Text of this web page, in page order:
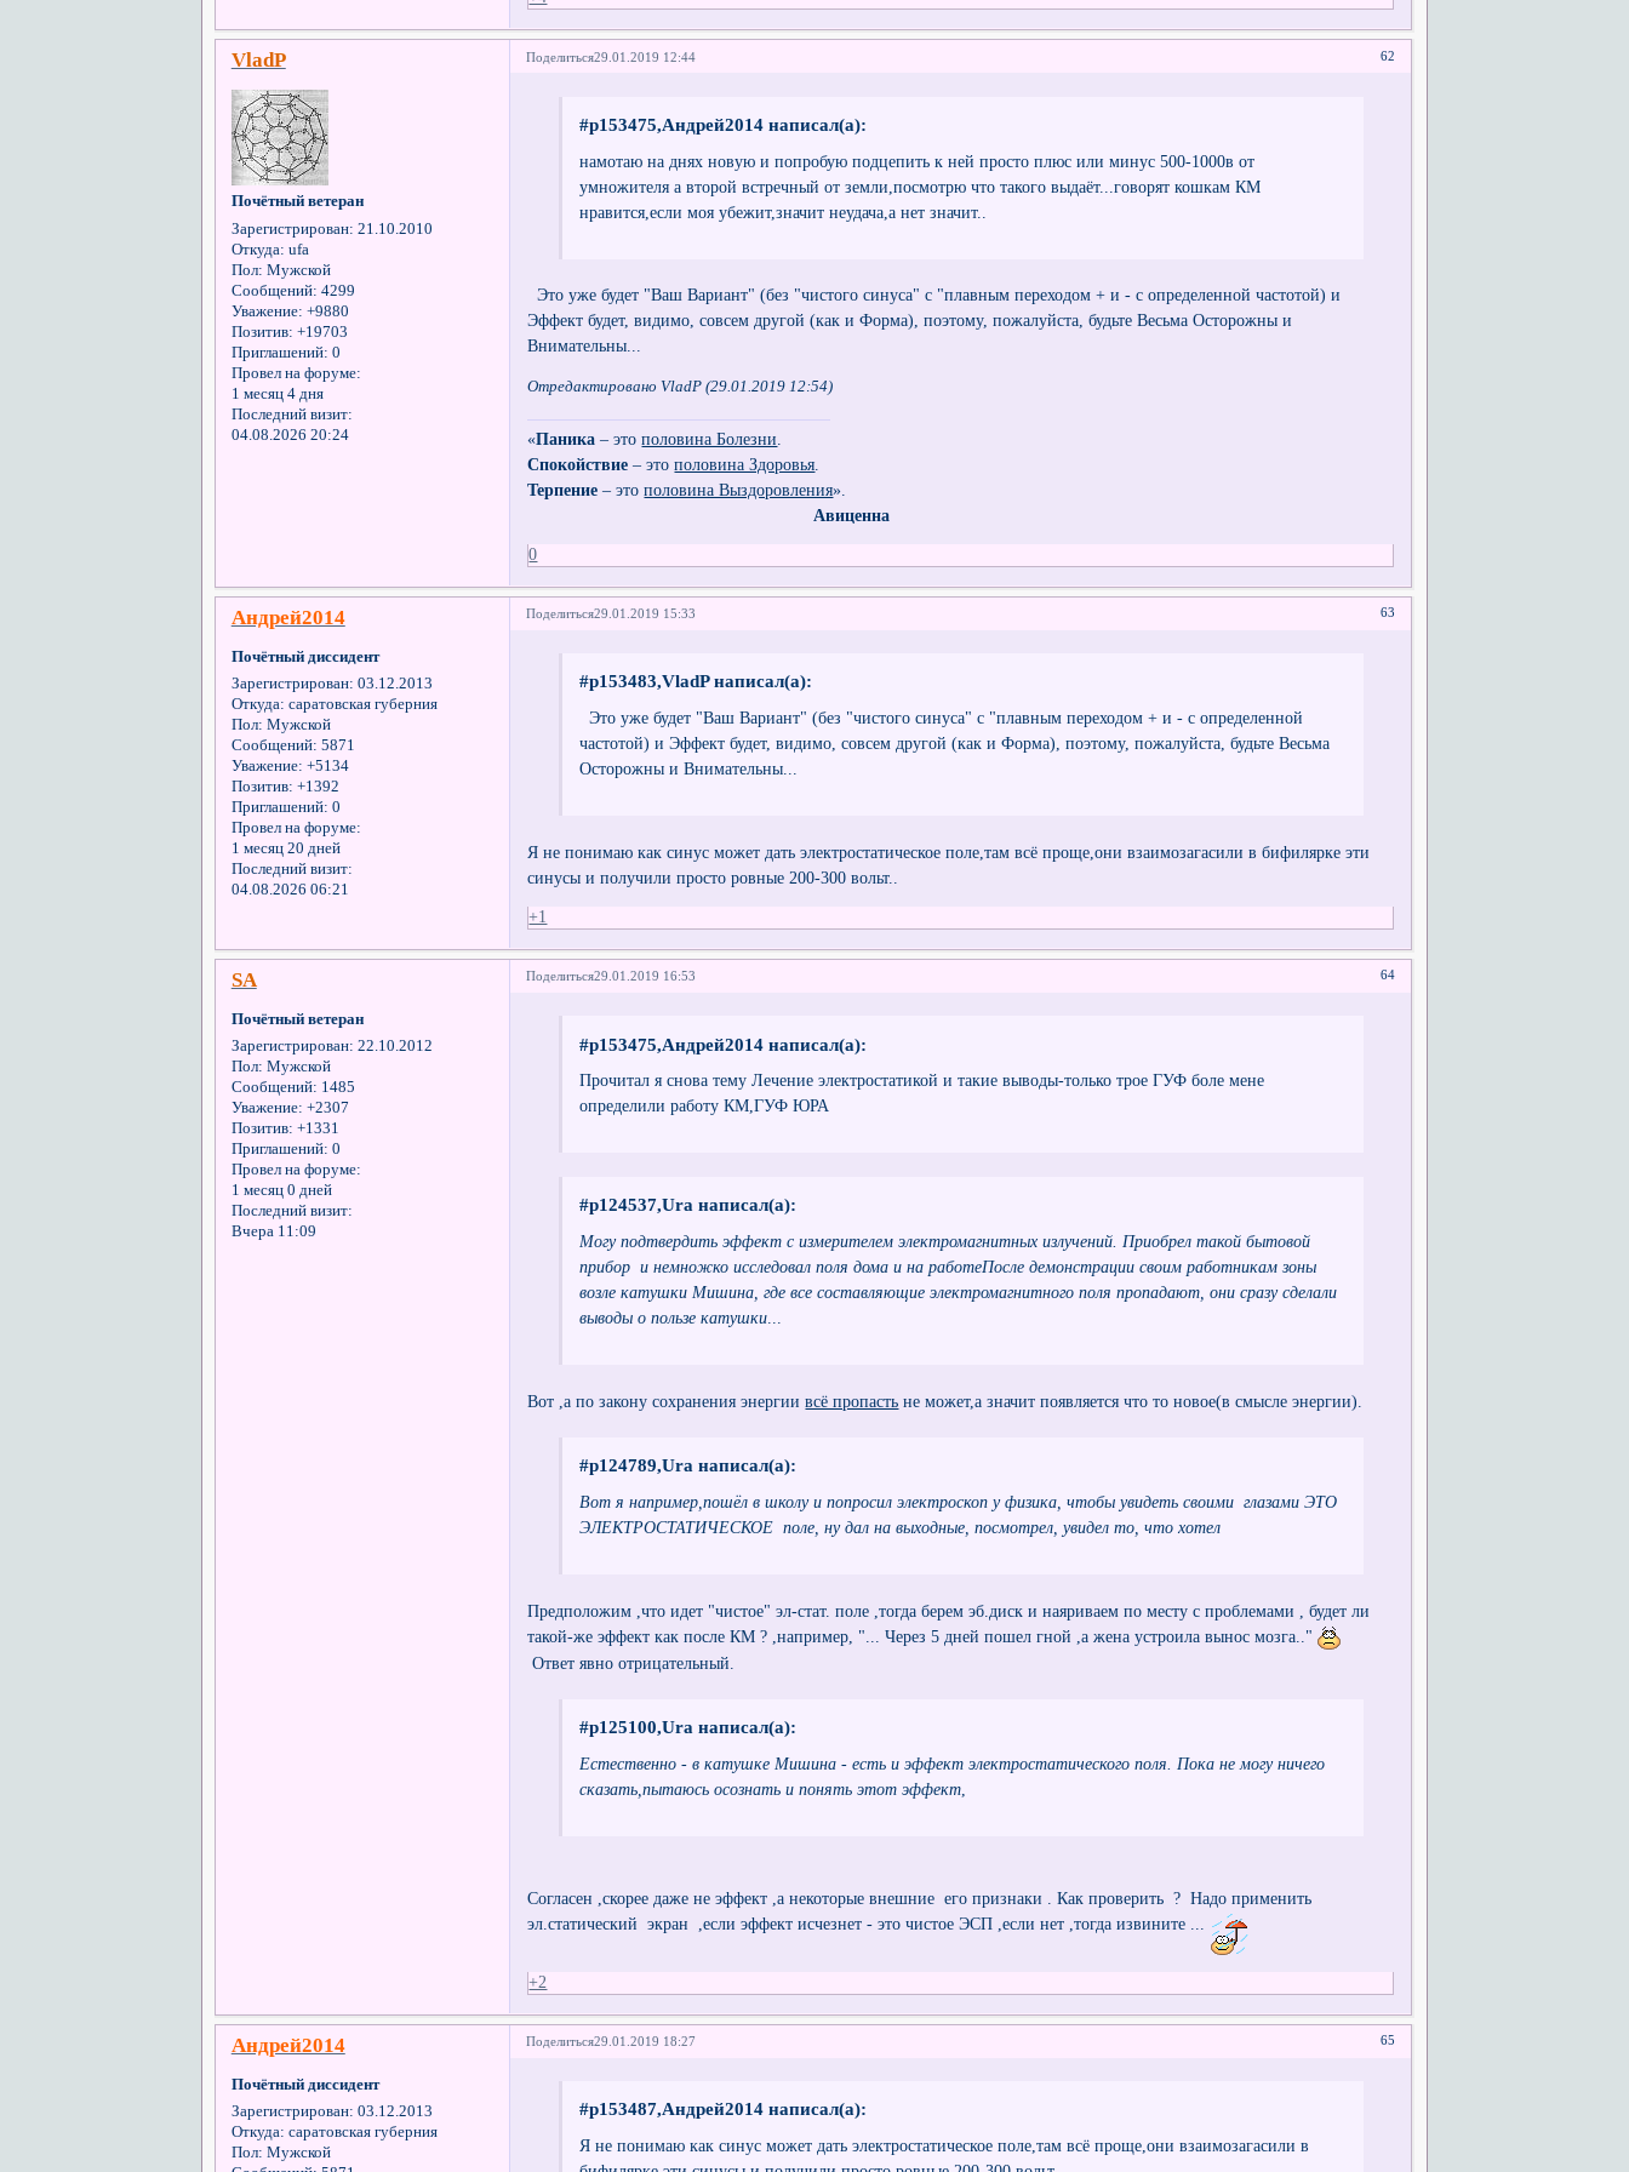
Поделиться 62
29.01.2019 12:44
VladP
Почётный ветеран
Зарегистрирован: 21.10.2010
Откуда: ufa
Пол: Мужской
Сообщений: 4299
Уважение: +9880
Позитив: +19703
Приглашений: 0
Провел на форуме:
1 месяц 4 дня
Последний визит:
04.08.2026 20:24
#p153475,Андрей2014 написал(а):
намотаю на днях новую и попробую подцепить к ней просто плюс или минус 500-1000в от
умножителя а второй встречный от земли,посмотрю что такого выдаёт...говорят кошкам КМ
нравится,если моя убежит,значит неудача,а нет значит..
Это уже будет "Ваш Вариант" (без "чистого синуса" с "плавным переходом + и - с определенной частотой) и
Эффект будет, видимо, совсем другой (как и Форма), поэтому, пожалуйста, будьте Весьма Осторожны и
Внимательны...
Отредактировано VladP (29.01.2019 12:54)
«Паника – этополовина Болезни
Спокойствие – этополовина Здоровья
Терпение – этополовина Выздоровления».
Авиценна
0
Поделиться 63
29.01.2019 15:33
Андрей2014
Почётный диссидент
Зарегистрирован: 03.12.2013
Откуда: саратовская губерния
Пол: Мужской
Сообщений: 5871
Уважение: +5134
Позитив: +1392
Приглашений: 0
Провел на форуме:
1 месяц 20 дней
Последний визит:
04.08.2026 06:21
#p153483,VladP написал(а):
Это уже будет "Ваш Вариант" (без "чистого синуса" с "плавным переходом + и - с определенной
частотой) и Эффект будет, видимо, совсем другой (как и Форма), поэтому, пожалуйста, будьте Весьма
Осторожны и Внимательны...
Я не понимаю как синус может дать электростатическое поле,там всё проще,они взаимозагасили в бифилярке эти
синусы и получили просто ровные 200-300 вольт..
+1
Поделиться 64
29.01.2019 16:53
SA
Почётный ветеран
Зарегистрирован: 22.10.2012
Пол: Мужской
Сообщений: 1485
Уважение: +2307
Позитив: +1331
Приглашений: 0
Провел на форуме:
1 месяц 0 дней
Последний визит:
Вчера 11:09
#p153475,Андрей2014 написал(а):
Прочитал я снова тему Лечение электростатикой и такие выводы-только трое ГУФ боле мене
определили работу КМ,ГУФ ЮРА
#p124537,Ura написал(а):
Могу подтвердить эффект с измерителем электромагнитных излучений. Приобрел такой бытовой
прибор и немножко исследовал поля дома и на работеПосле демонстрации своим работникам зоны
возле катушки Мишина, где все составляющие электромагнитного поля пропадают, они сразу сделали
выводы о пользе катушки...
Вот ,а по закону сохранения энергиивсё пропасть не может,а значит появляется что то новое(в смысле энергии).
#p124789,Ura написал(а):
Вот я например,пошёл в школу и попросил электроскоп у физика, чтобы увидеть своими глазами ЭТО
ЭЛЕКТРОСТАТИЧЕСКОЕ поле, ну дал на выходные, посмотрел, увидел то, что хотел
Предположим ,что идет "чистое" эл-стат. поле ,тогда берем эб.диск и наяриваем по месту с проблемами , будет ли
такой-же эффект как после КМ ? ,например, "... Через 5 дней пошел гной ,а жена устроила вынос мозга.."
Ответ явно отрицательный.
#p125100,Ura написал(а):
Естественно - в катушке Мишина - есть и эффект электростатического поля. Пока не могу ничего
сказать,пытаюсь осознать и понять этот эффект,
Согласен ,скорее даже не эффект ,а некоторые внешние его признаки . Как проверить ? Надо применить
эл.статический экран ,если эффект исчезнет - это чистое ЭСП ,если нет ,тогда извините ...
+2
Поделиться 65
29.01.2019 18:27
Андрей2014
Почётный диссидент
Зарегистрирован: 03.12.2013
Откуда: саратовская губерния
Пол: Мужской
#p153487,Андрей2014 написал(а):
Я не понимаю как синус может дать электростатическое поле,там всё проще,они взаимозагасили в